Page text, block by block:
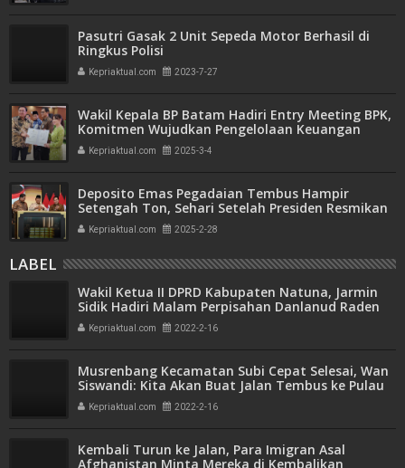
Pasutri Gasak 2 Unit Sepeda Motor Berhasil di
Ringkus Polisi
Kepriaktual.com 2023-7-27
Wakil Kepala BP Batam Hadiri Entry Meeting BPK,
Komitmen Wujudkan Pengelolaan Keuangan
Transparan dan Akuntabel
Kepriaktual.com 2025-3-4
Deposito Emas Pegadaian Tembus Hampir
Setengah Ton, Sehari Setelah Presiden Resmikan
Bank Emas
Kepriaktual.com 2025-2-28
LABEL
Wakil Ketua II DPRD Kabupaten Natuna, Jarmin
Sidik Hadiri Malam Perpisahan Danlanud Raden
Sadjad
Kepriaktual.com 2022-2-16
Musrenbang Kecamatan Subi Cepat Selesai, Wan
Siswandi: Kita Akan Buat Jalan Tembus ke Pulau
Panjang
Kepriaktual.com 2022-2-16
Kembali Turun ke Jalan, Para Imigran Asal
Afghanistan Minta Mereka di Kembalikan